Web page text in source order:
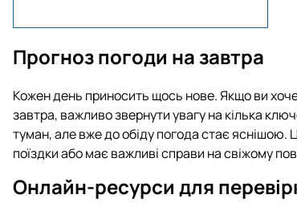
Прогноз погоди на завтра
Кожен день приносить щось нове. Якщо ви
завтра, важливо звернути увагу на кілька
туман, але вже до обіду погода стає
поїздки або має важливі справи на свіжому
Онлайн-ресурси для